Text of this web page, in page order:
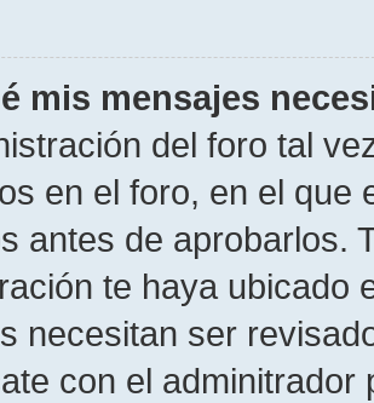
mis mensajes
del foro tal
en el foro, en el
antes de aprobarlos.
te haya ubicado
necesitan ser
con el